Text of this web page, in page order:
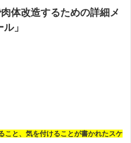
体改造するための詳細メ
」
こと、気を付けることが書かれたスケ